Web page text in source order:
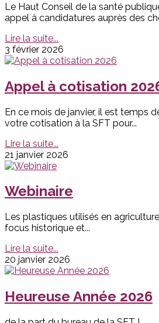
Le Haut Conseil de la santé
appel à candidatures auprès des
Lire la suite...
3 février 2026
Appel à cotisation
En ce mois de janvier, il est temps
votre cotisation à la SFT pour...
Lire la suite...
21 janvier 2026
Webinaire
Les plastiques utilisés en
focus historique et...
Lire la suite...
20 janvier 2026
Heureuse Année 2026